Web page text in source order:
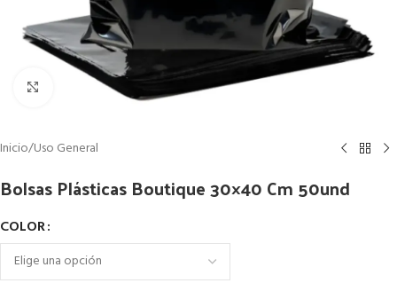
Clic para ampliar
Inicio/Uso General
Bolsas Plásticas Boutique 30×40 Cm 50und
COLOR